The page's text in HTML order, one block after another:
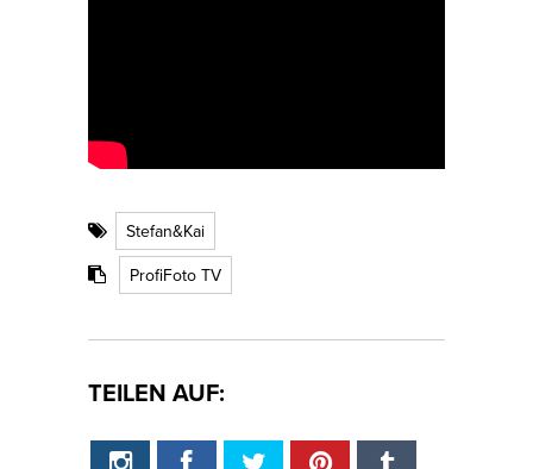
Stefan&Kai
ProfiFoto TV
TEILEN AUF: